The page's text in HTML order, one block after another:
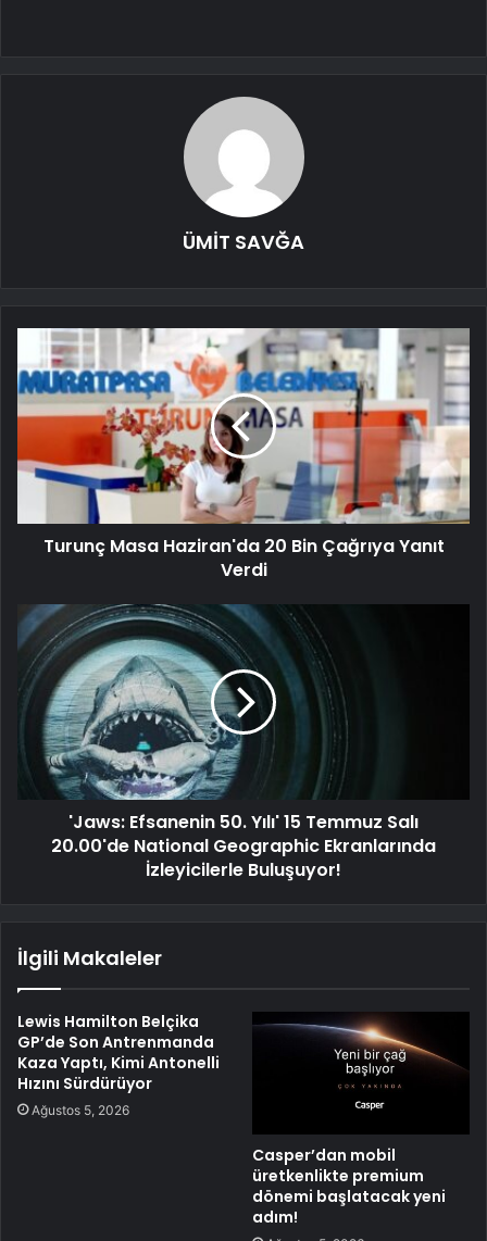
ÜMİT SAVĞA
Turunç Masa Haziran'da 20 Bin Çağrıya Yanıt
Verdi
'Jaws: Efsanenin 50. Yılı' 15 Temmuz Salı
20.00'de National Geographic Ekranlarında
İzleyicilerle Buluşuyor!
İlgili Makaleler
Lewis Hamilton Belçika
GP’de Son Antrenmanda
Kaza Yaptı, Kimi Antonelli
Hızını Sürdürüyor
Ağustos 5, 2026
Casper’dan mobil
üretkenlikte premium
dönemi başlatacak yeni
adım!